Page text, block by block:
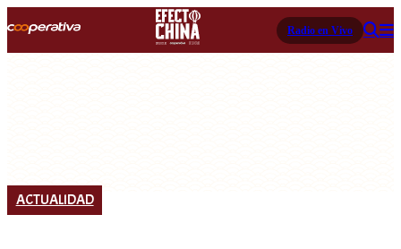
Radio en Vivo
ACTUALIDAD